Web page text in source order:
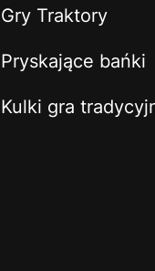
Gry Traktory
Pryskające bańki
Kulki gra